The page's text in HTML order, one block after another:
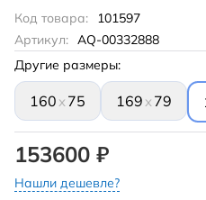
Код товара:
101597
Артикул: AQ-00332888
Другие размеры:
160 x 75 169 x 79
153600 ₽
Нашли дешевле?